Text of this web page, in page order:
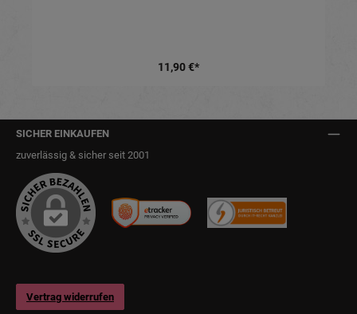
11,90 €*
SICHER EINKAUFEN
zuverlässig & sicher seit 2001
Vertrag widerrufen